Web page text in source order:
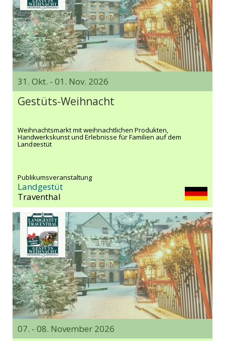
31. Okt. - 01. Nov. 2026
Gestüts-Weihnacht
Weihnachtsmarkt mit weihnachtlichen Produkten,
Handwerkskunst und Erlebnisse für Familien auf dem
Landgestüt
Publikumsveranstaltung
Landgestüt
Traventhal
07. - 08. November 2026